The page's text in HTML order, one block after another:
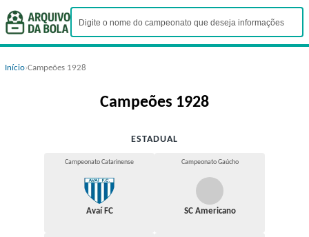
Início›Campeões 1928
Campeões 1928
ESTADUAL
Campeonato Catarinense
Avaí FC
Campeonato Gaúcho
SC Americano